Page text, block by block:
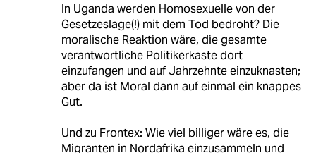
In Uganda werden Homosexuelle von der
Gesetzeslage(!) mit dem Tod bedroht? Die
moralische Reaktion wäre, die gesamte
verantwortliche Politikerkaste dort
einzufangen und auf Jahrzehnte einzuknasten;
aber da ist Moral dann auf einmal ein knappes
Gut.
Und zu Frontex: Wie viel billiger wäre es, die
Migranten in Nordafrika einzusammeln und